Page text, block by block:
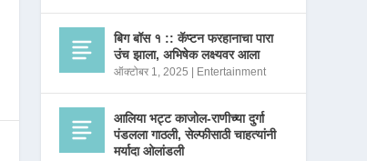
बिग बॉस १ :: कॅप्टन फरहानाचा पारा
उंच झाला, अभिषेक लक्ष्यवर आला
ऑक्टोबर 1, 2025 Entertainment
आलिया भट्ट काजोल-राणीच्या दुर्गा
पंडलला गाठली, सेल्फीसाठी चाहत्यांनी
मर्यादा ओलांडली